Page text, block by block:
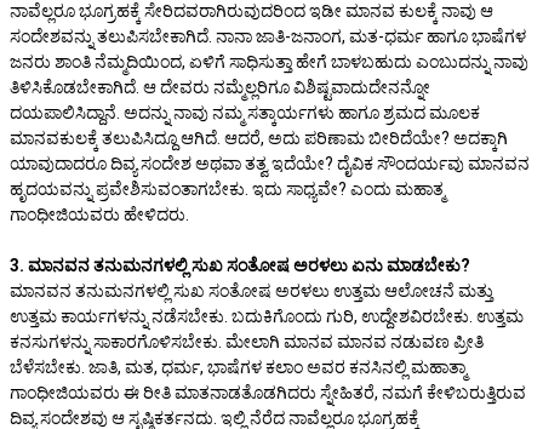
ನಾವೆಲ್ಲರೂ ಭೂಗ್ರಹಕ್ಕೆ ಸೇರಿದವರಾಗಿರುವುದರಿಂದ ಇಡೀ ಮಾನವ ಕುಲಕ್ಕೆ ನಾವು ಆ
ಸಂದೇಶವನ್ನು ತಲುಪಿಸಬೇಕಾಗಿದೆ. ನಾನಾ ಜಾತಿ-ಜನಾಂಗ, ಮತ-ಧರ್ಮ ಹಾಗೂ ಭಾಷೆಗಳ
ಜನರು ಶಾಂತಿ ನೆಮ್ಮದಿಯಿಂದ, ಏಳಿಗೆ ಸಾಧಿಸುತ್ತಾ ಹೇಗೆ ಬಾಳಬಹುದು ಎಂಬುದನ್ನು ನಾವು
ತಿಳಿಸಿಕೊಡಬೇಕಾಗಿದೆ. ಆ ದೇವರು ನಮ್ಮೆಲ್ಲರಿಗೂ ವಿಶಿಷ್ಟವಾದುದೇನನ್ನೋ
ದಯಪಾಲಿಸಿದ್ದಾನೆ. ಅದನ್ನು ನಾವು ನಮ್ಮ ಸತ್ಕಾರ್ಯಗಳು ಹಾಗೂ ಶ್ರಮದ ಮೂಲಕ
ಮಾನವಕುಲಕ್ಕೆ ತಲುಪಿಸಿದ್ದೂ ಆಗಿದೆ. ಆದರೆ, ಅದು ಪರಿಣಾಮ ಬೀರಿದೆಯೇ? ಅದಕ್ಕಾಗಿ
ಯಾವುದಾದರೂ ದಿವ್ಯ ಸಂದೇಶ ಅಥವಾ ತತ್ವ ಇದೆಯೇ? ದೈವಿಕ ಸೌಂದರ್ಯವು ಮಾನವನ
ಹೃದಯವನ್ನು ಪ್ರವೇಶಿಸುವಂತಾಗಬೇಕು. ಇದು ಸಾಧ್ಯವೇ? ಎಂದು ಮಹಾತ್ಮ
ಗಾಂಧೀಜಿಯವರು ಹೇಳಿದರು.
3. ಮಾನವನ ತನುಮನಗಳಲ್ಲಿ ಸುಖ ಸಂತೋಷ ಅರಳಲು ಏನು ಮಾಡಬೇಕು?
ಮಾನವನ ತನುಮನಗಳಲ್ಲಿ ಸುಖ ಸಂತೋಷ ಅರಳಲು ಉತ್ತಮ ಆಲೋಚನೆ ಮತ್ತು
ಉತ್ತಮ ಕಾರ್ಯಗಳನ್ನು ನಡೆಸಬೇಕು. ಬದುಕಿಗೊಂದು ಗುರಿ, ಉದ್ದೇಶವಿರಬೇಕು. ಉತ್ತಮ
ಕನಸುಗಳನ್ನು ಸಾಕಾರಗೊಳಿಸಬೇಕು. ಮೇಲಾಗಿ ಮಾನವ ಮಾನವ ನಡುವಣ ಪ್ರೀತಿ
ಬೆಳೆಸಬೇಕು. ಜಾತಿ, ಮತ, ಧರ್ಮ, ಭಾಷೆಗಳ ಕಲಾಂ ಅವರ ಕನಸಿನಲ್ಲಿ ಮಹಾತ್ಮಾ
ಗಾಂಧೀಜಿಯವರು ಈ ರೀತಿ ಮಾತನಾಡತೊಡಗಿದರು ಸ್ನೇಹಿತರೆ, ನಮಗೆ ಕೇಳಿಬರುತ್ತಿರುವ
ದಿವ್ಯ ಸಂದೇಶವು ಆ ಸೃಷ್ಠಿಕರ್ತನದು. ಇಲ್ಲಿ ನೆರೆದ ನಾವೆಲ್ಲರೂ ಭೂಗ್ರಹಕ್ಕೆ